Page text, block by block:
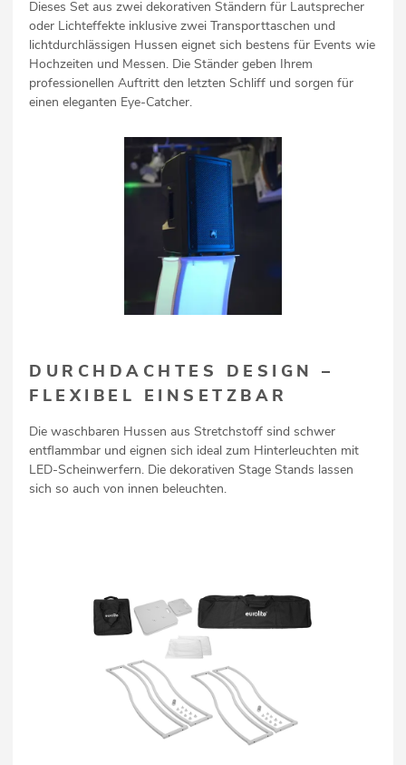
Dieses Set aus zwei dekorativen Ständern für Lautsprecher
oder Lichteffekte inklusive zwei Transporttaschen und
lichtdurchlässigen Hussen eignet sich bestens für Events wie
Hochzeiten und Messen. Die Ständer geben Ihrem
professionellen Auftritt den letzten Schliff und sorgen für
einen eleganten Eye-Catcher.
DURCHDACHTES DESIGN –
FLEXIBEL EINSETZBAR
Die waschbaren Hussen aus Stretchstoff sind schwer
entflammbar und eignen sich ideal zum Hinterleuchten mit
LED-Scheinwerfern. Die dekorativen Stage Stands lassen
sich so auch von innen beleuchten.